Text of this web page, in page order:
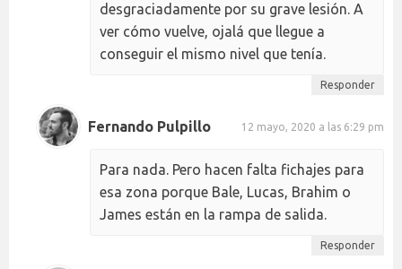
desgraciadamente por su grave lesión. A
ver cómo vuelve, ojalá que llegue a
conseguir el mismo nivel que tenía.
Responder
Fernando Pulpillo 12 mayo, 2020 a las 6:29 pm
Para nada. Pero hacen falta fichajes para
esa zona porque Bale, Lucas, Brahim o
James están en la rampa de salida.
Responder